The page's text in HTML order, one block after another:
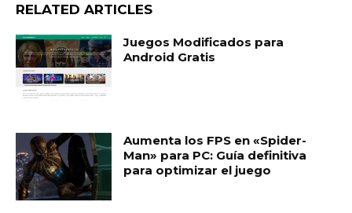
RELATED ARTICLES
Juegos Modificados para
Android Gratis
Aumenta los FPS en «Spider-
Man» para PC: Guía definitiva
para optimizar el juego